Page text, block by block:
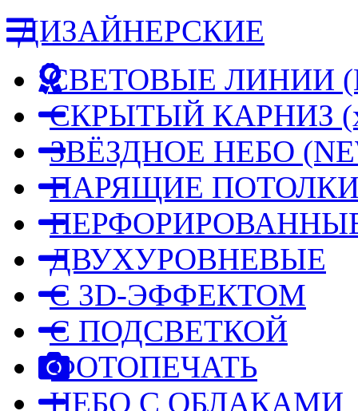
ДИЗАЙНЕРСКИЕ
СВЕТОВЫЕ ЛИНИИ
СКРЫТЫЙ КАРНИЗ
ЗВЁЗДНОЕ НЕБО
ПАРЯЩИЕ
ДВУХУРОВНЕВЫЕ
С 3D-ЭФФЕКТОМ
С ПОДСВЕТКОЙ
ФОТОПЕЧАТЬ
НЕБО С ОБЛАКАМИ